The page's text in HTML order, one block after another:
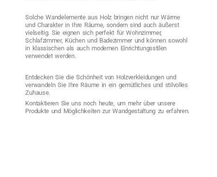
Solche Wandelemente aus Holz bringen nicht nur Wärme
und Charakter in Ihre Räume, sondern sind auch äußerst
vielseitig. Sie eignen sich perfekt für Wohnzimmer,
Schlafzimmer, Küchen und Badezimmer und können sowohl
in klassischen als auch modernen Einrichtungsstilen
verwendet werden.
Entdecken Sie die Schönheit von Holzverkleidungen und
verwandeln Sie Ihre Räume in ein gemütliches und stilvolles
Zuhause.
Kontaktieren Sie uns noch heute, um mehr über unsere
Produkte und Möglichkeiten zur Wandgestaltung zu erfahren.